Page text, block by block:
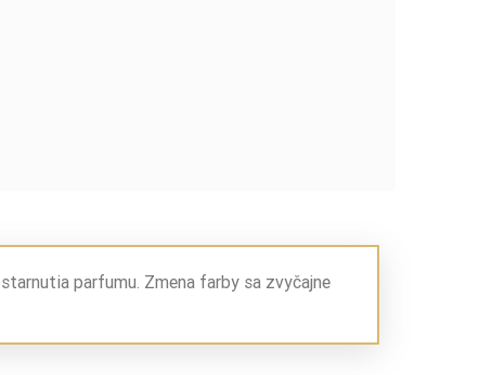
parfumu. Zmena farby sa zvyčajne